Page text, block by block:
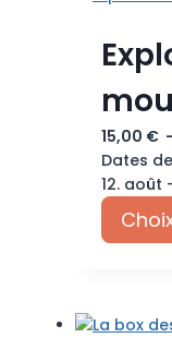
15,00 €
Dates
12. août